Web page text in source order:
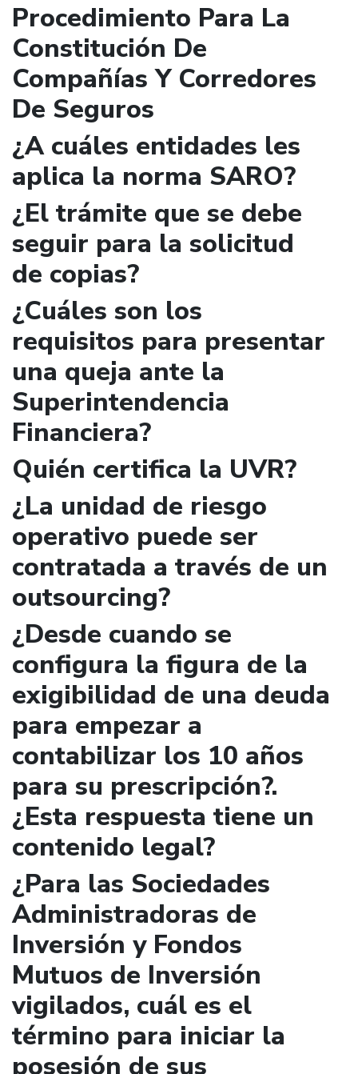
Procedimiento Para La
Constitución De
Compañías Y Corredores
De Seguros
¿A cuáles entidades les
aplica la norma SARO?
¿El trámite que se debe
seguir para la solicitud
de copias?
¿Cuáles son los
requisitos para presentar
una queja ante la
Superintendencia
Financiera?
Quién certifica la UVR?
¿La unidad de riesgo
operativo puede ser
contratada a través de un
outsourcing?
¿Desde cuando se
configura la figura de la
exigibilidad de una deuda
para empezar a
contabilizar los 10 años
para su prescripción?.
¿Esta respuesta tiene un
contenido legal?
¿Para las Sociedades
Administradoras de
Inversión y Fondos
Mutuos de Inversión
vigilados, cuál es el
término para iniciar la
posesión de sus